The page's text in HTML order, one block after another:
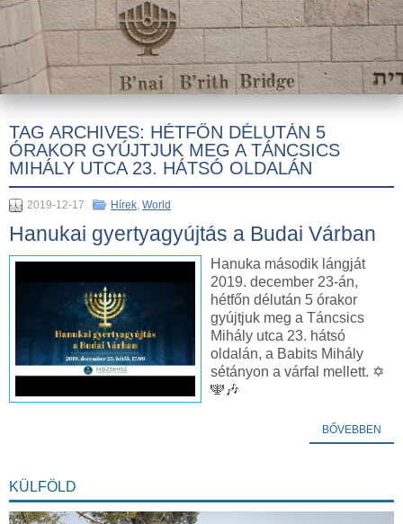
TAG ARCHIVES: HÉTFŐN DÉLUTÁN 5
ÓRAKOR GYÚJTJUK MEG A TÁNCSICS
MIHÁLY UTCA 23. HÁTSÓ OLDALÁN
2019-12-17 Hírek, World
Hanukai gyertyagyújtás a Budai Várban
Hanuka második lángját
2019. december 23-án,
hétfőn délután 5 órakor
gyújtjuk meg a Táncsics
Mihály utca 23. hátsó
oldalán, a Babits Mihály
sétányon a várfal mellett. ✡️
🕎🎶
BŐVEBBEN
KÜLFÖLD